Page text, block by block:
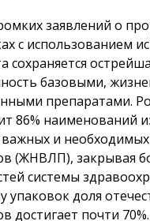
заявлений о
с использованием
сохраняется
базовыми,
препаратами.
86% наименований
и
(ЖНВЛП), закрывая
системы
упаковок доля
достигает почти